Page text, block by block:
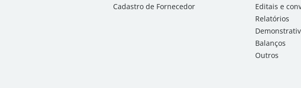
Cadastro de Fornecedor
Editais e
Relatórios
Balanços
Outros